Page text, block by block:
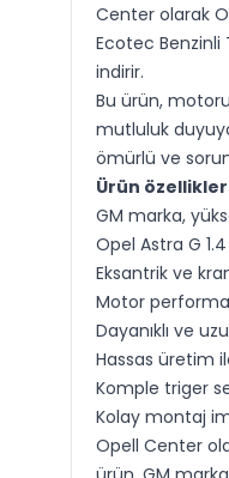
Center olarak
Ecotec Benzinli
indirir.
Bu ürün,
mutluluk
ömürlü ve
Ürün
GM marka,
Opel Astra G
Eksantrik ve
Motor
Dayanıklı ve
Hassas üretim
Komple triger
Kolay montaj
Opell Center